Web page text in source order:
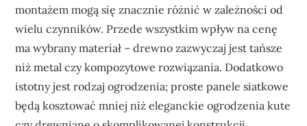
montażem mogą się znacznie różnić w zależności od
wielu czynników. Przede wszystkim wpływ na cenę
ma wybrany materiał – drewno zazwyczaj jest tańsze
niż metal czy kompozytowe rozwiązania. Dodatkowo
istotny jest rodzaj ogrodzenia; proste panele siatkowe
będą kosztować mniej niż eleganckie ogrodzenia kute